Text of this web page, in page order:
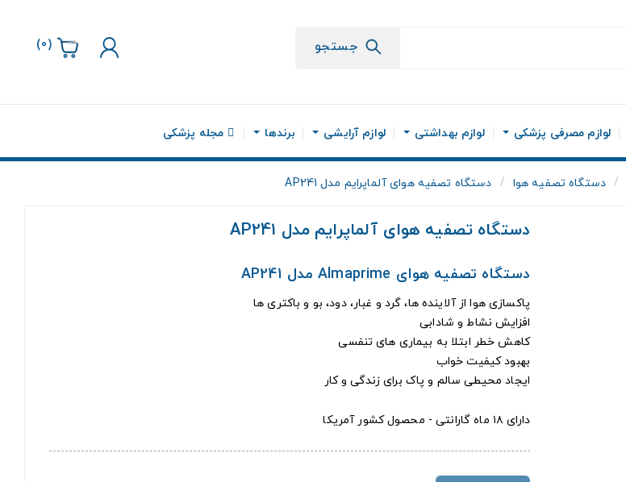
جستجو (
0
)
لوازم مصرفی پزشکی لوازم بهداشتی لوازم آرایشی برندها مجله پزشکی
دستگاه تصفیه هوا دستگاه تصفیه هوای آلماپرایم مدل AP241
دستگاه تصفیه هوای آلماپرایم مدل AP241
دستگاه تصفیه هوای Almaprime مدل AP241
پاکسازی هوا از آلاینده ها، گرد و غبار، دود، بو و باکتری ها
افزایش نشاط و شادابی
کاهش خطر ابتلا به بیماری های تنفسی
بهبود کیفیت خواب
ایجاد محیطی سالم و پاک برای زندگی و کار
دارای ۱۸ ماه گارانتی - محصول کشور آمریکا